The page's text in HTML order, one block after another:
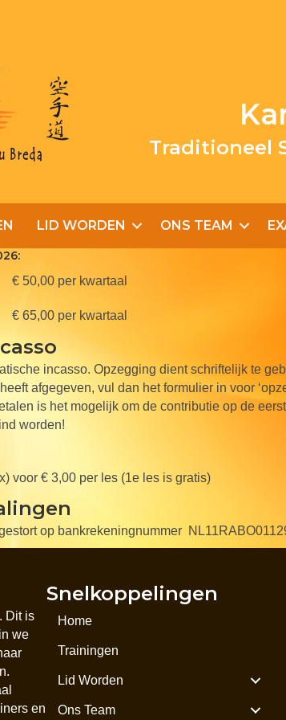
Traditioneel
LID WORDEN ONS TEAM
€ 50,00 per kwartaal
€ 65,00 per kwartaal
incasso. Opzegging dient schriftelijk te
afgegeven, vul dan het formulier in voor
is het mogelijk om de contributie op de
worden!
voor € 3,00 per les (1e les is gratis)
op bankrekeningnummer
Dit is
we
en
Snelkoppelingen
Home
Trainingen
Lid Worden
Ons Team